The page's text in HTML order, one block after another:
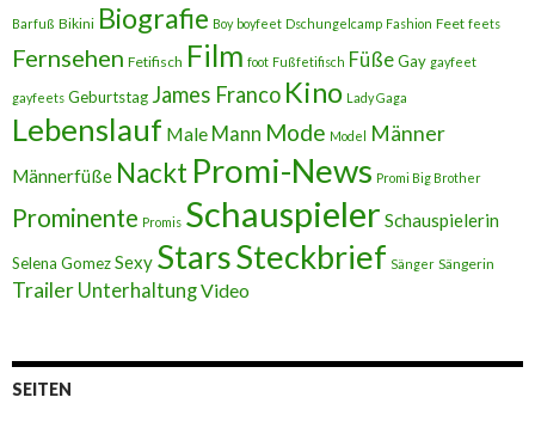
Barfuß Bikini Biografie Boy boyfeet Dschungelcamp Fashion Feet feets
Fernsehen Fetifisch Film foot Fußfetifisch FüßeGay gayfeet
gayfeets Geburtstag James Franco Kino Lady Gaga
Lebenslauf Male Mann Mode Model Männer
Männerfüße Nackt Promi-News Promi Big Brother
Prominente Promis Schauspieler Schauspielerin
Selena GomezSexy StarsSteckbrief Sänger Sängerin
Trailer UnterhaltungVideo
SEITEN